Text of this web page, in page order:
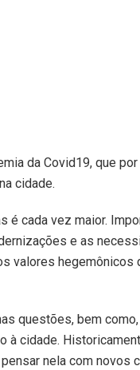
da Covid19, que
cidade.
cada vez maior.
e as
valores hegemônicos
questões, bem
cidade.
nela com novos